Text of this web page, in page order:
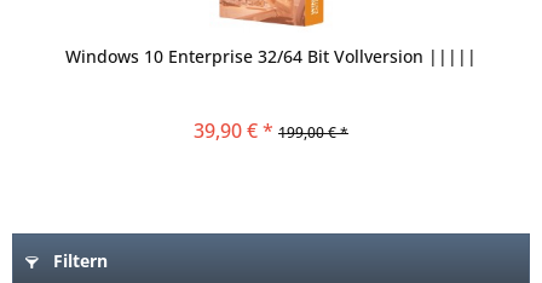
Windows 10 Enterprise 32/64 Bit Vollversion |||||
39,90 € * 199,00 € *
Filtern